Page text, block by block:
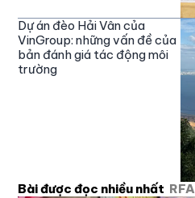
Dự án đèo Hải Vân của
VinGroup: những vấn đề của
bản đánh giá tác động môi
trường
Bài được đọc nhiều nhất RFA